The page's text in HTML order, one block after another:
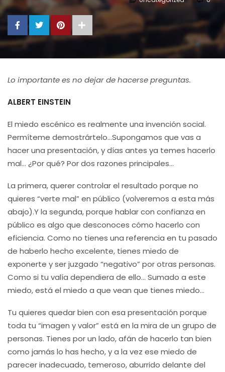
Lo importante es no dejar de hacerse preguntas.
ALBERT EINSTEIN
El miedo escénico es realmente una invención social.
Permíteme demostrártelo…Supongamos que vas a
hacer una presentación, y días antes ya temes hacerlo
mal… ¿Por qué? Por dos razones principales…
La primera, querer controlar el resultado porque no
quieres “verte mal” en público (volveremos a esta más
abajo).Y la segunda, porque hablar con confianza en
público es algo que desconoces cómo hacerlo con
eficiencia. Como no tienes una referencia en tu pasado
de haberlo hecho excelente, tienes miedo de
exponerte y ser juzgado “negativo” por otras personas.
Como si tu valía dependiera de ello… Sumado a este
miedo, está el miedo a que vean que tienes miedo…
Tu quieres quedar bien con esa presentación porque
toda tu “imagen y valor” está en la mira de un grupo de
personas. Tienes por un lado, afán de hacerlo tan bien
como jamás lo has hecho, y a la vez ese miedo de
parecer inadecuado, temeroso, aburrido delante del